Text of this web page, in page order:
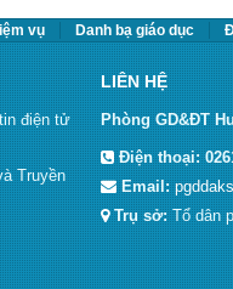
vụ Danh bạ giáo dục
điện tử
Truyền
LIÊN HỆ
Phòng GD&ĐT
Điện thoại:
Email:
Trụ sở:Tổ dân